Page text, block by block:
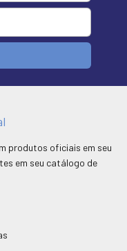
produtos oficiais em seu
em seu catálogo de